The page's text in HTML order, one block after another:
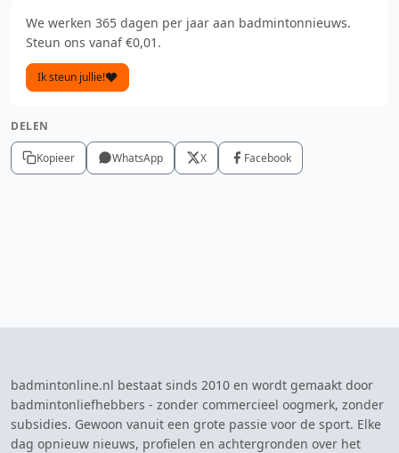
We werken 365 dagen per jaar aan badmintonnieuws.
Steun ons vanaf €0,01.
Ik steun jullie!
DELEN
Kopieer WhatsApp X Facebook
badmintonline.nl bestaat sinds 2010 en wordt gemaakt door
badmintonliefhebbers - zonder commercieel oogmerk, zonder
subsidies. Gewoon vanuit een grote passie voor de sport. Elke
dag opnieuw nieuws, profielen en achtergronden over het